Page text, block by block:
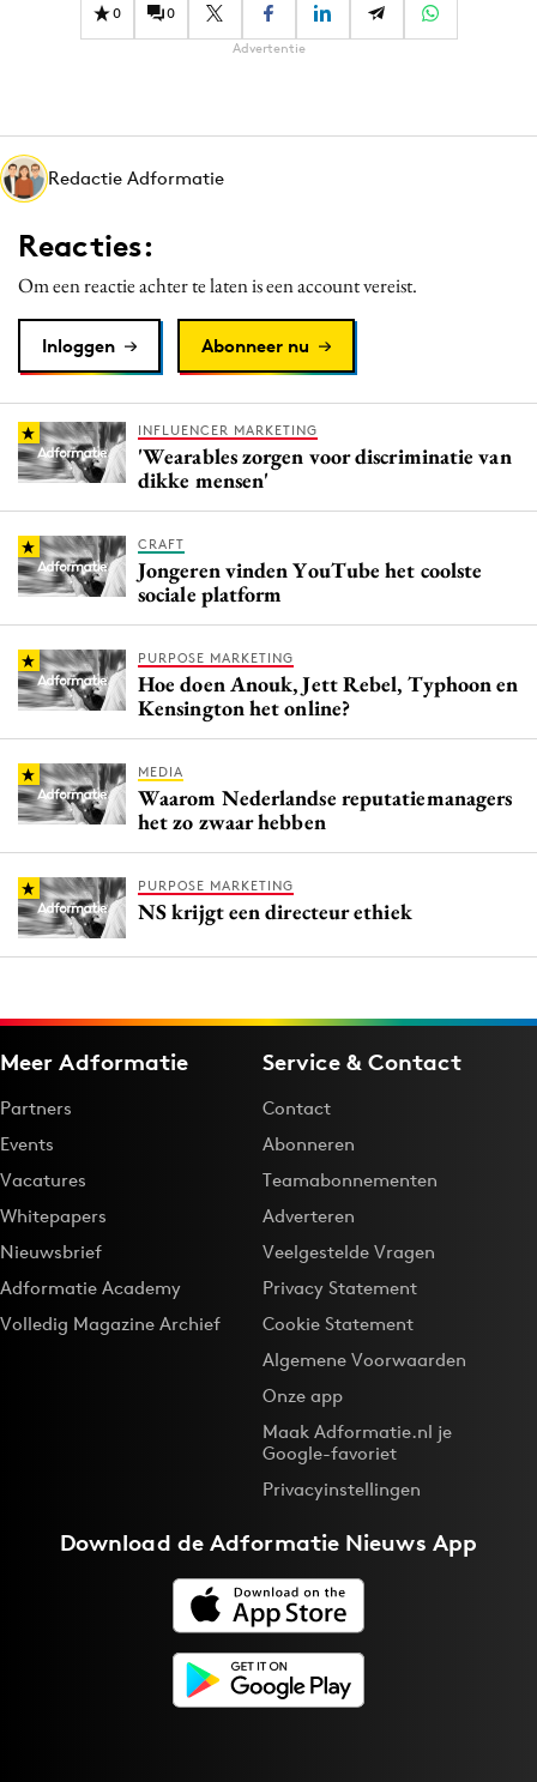
Effectiviteit
Martech
Media
Merkstrategie
Purpose Marketing
Reputatie & crisis
0 0
Advertentie
Redactie Adformatie
Reacties:
Om een reactie achter te laten is een account vereist.
Inloggen Abonneer nu
INFLUENCER MARKETING
'Wearables zorgen voor discriminatie van
dikke mensen'
CRAFT
Jongeren vinden YouTube het coolste
sociale platform
PURPOSE MARKETING
Hoe doen Anouk, Jett Rebel, Typhoon en
Kensington het online?
MEDIA
Waarom Nederlandse reputatiemanagers
het zo zwaar hebben
PURPOSE MARKETING
NS krijgt een directeur ethiek
Meer Adformatie
Partners
Events
Vacatures
Whitepapers
Nieuwsbrief
Adformatie Academy
Volledig Magazine Archief
Service & Contact
Contact
Abonneren
Teamabonnementen
Adverteren
Veelgestelde Vragen
Privacy Statement
Cookie Statement
Algemene Voorwaarden
Onze app
Maak Adformatie.nl je
Google-favoriet
Privacyinstellingen
Download deAdformatie Nieuws App